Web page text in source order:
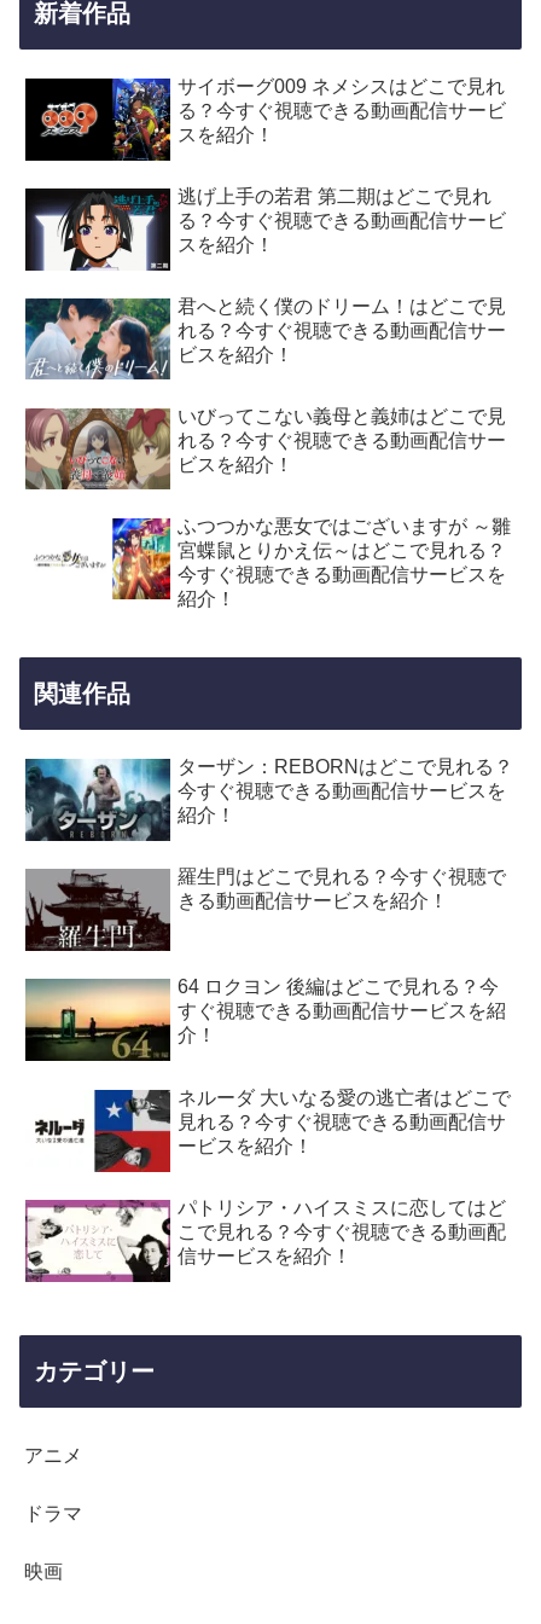
新着作品
サイボーグ009 ネメシスはどこで見れ
る？今すぐ視聴できる動画配信サービ
スを紹介！
逃げ上手の若君 第二期はどこで見れ
る？今すぐ視聴できる動画配信サービ
スを紹介！
君へと続く僕のドリーム！はどこで見
れる？今すぐ視聴できる動画配信サー
ビスを紹介！
いびってこない義母と義姉はどこで見
れる？今すぐ視聴できる動画配信サー
ビスを紹介！
ふつつかな悪女ではございますが ～雛
宮蝶鼠とりかえ伝～はどこで見れる？
今すぐ視聴できる動画配信サービスを
紹介！
関連作品
ターザン：REBORNはどこで見れる？
今すぐ視聴できる動画配信サービスを
紹介！
羅生門はどこで見れる？今すぐ視聴で
きる動画配信サービスを紹介！
64 ロクヨン 後編はどこで見れる？今
すぐ視聴できる動画配信サービスを紹
介！
ネルーダ 大いなる愛の逃亡者はどこで
見れる？今すぐ視聴できる動画配信サ
ービスを紹介！
パトリシア・ハイスミスに恋してはど
こで見れる？今すぐ視聴できる動画配
信サービスを紹介！
カテゴリー
アニメ
ドラマ
映画